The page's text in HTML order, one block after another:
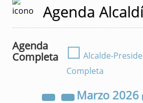
Agenda
Agenda
Completa
☐ Alcalde-
Completa
Marzo 2026